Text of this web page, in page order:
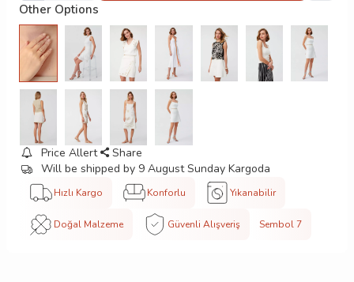
Other Options
Price Allert
Share
Will be shipped by 9 August Sunday Kargoda
Hızlı Kargo Konforlu Yıkanabilir
Doğal Malzeme Güvenli Alışveriş Sembol 7